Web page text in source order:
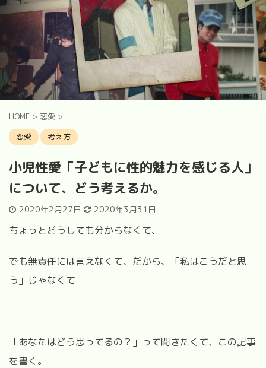
HOME > 恋愛 >
恋愛
考え方
小児性愛「子どもに性的魅力を感じる人」
について、どう考えるか。
2020年2月27日 2020年3月31日
ちょっとどうしても分からなくて、
でも無責任には言えなくて、だから、「私はこうだと思
う」じゃなくて
「あなたはどう思ってるの？」って聞きたくて、この記事
を書く。